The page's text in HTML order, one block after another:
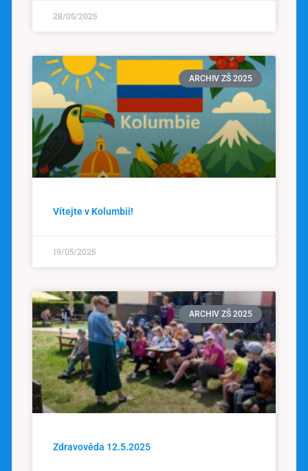
28/05/2025
ARCHIV ZŠ 2025
Vítejte v Kolumbii!
19/05/2025
ARCHIV ZŠ 2025
Zdravověda 12.5.2025